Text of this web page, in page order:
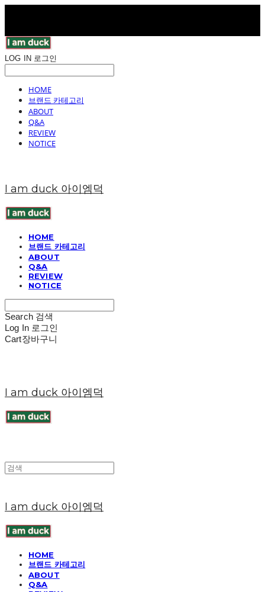
LOG IN 로그인
HOME
브랜드 카테고리
ABOUT
Q&A
REVIEW
NOTICE
I am duck 아이엠덕
HOME
브랜드 카테고리
ABOUT
Q&A
REVIEW
NOTICE
Search 검색
Log In 로그인
Cart장바구니
I am duck 아이엠덕
I am duck 아이엠덕
HOME
브랜드 카테고리
ABOUT
Q&A